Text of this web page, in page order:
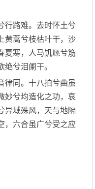
路难。去时怀土兮
黄蒿兮枝枯叶干，沙
夏寒，人马饥豗兮筋
兮泪阑干。
同。十八拍兮曲虽
妙兮均造化之功，哀
异域殊风，天与地隔
，六合虽广兮受之应